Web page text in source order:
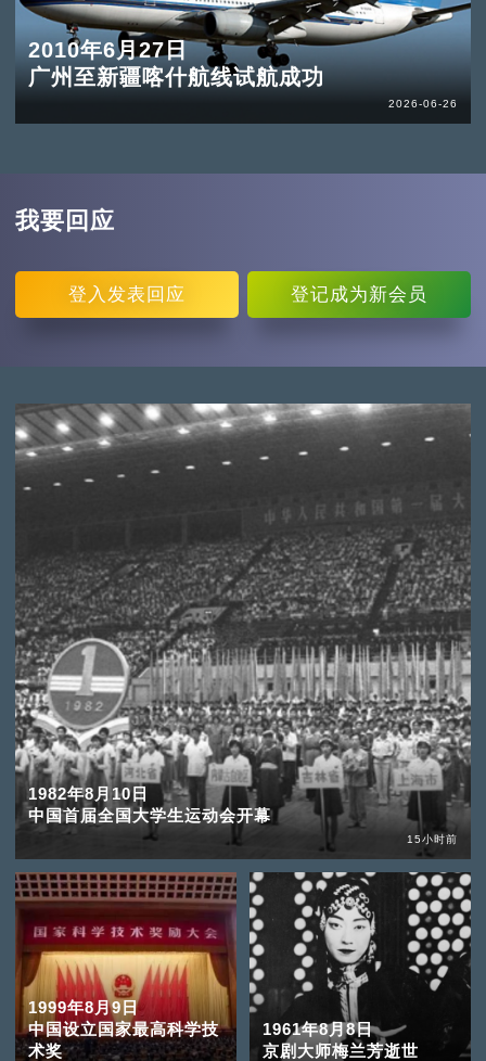
2010年6月27日
广州至新疆喀什航线试航成功
2026-06-26
我要回应
登入 发表回应 登记成为新会员
1982年8月10日
中国首届全国大学生运动会开幕
15小时前
1999年8月9日
中国设立国家最高科学技
术奖
1961年8月8日
京剧大师梅兰芳逝世